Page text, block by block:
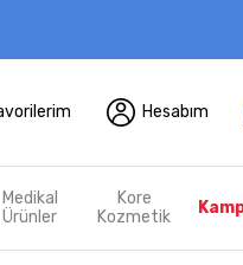
Hesabım
Medikal
Ürünler
Kore
Kozmetik